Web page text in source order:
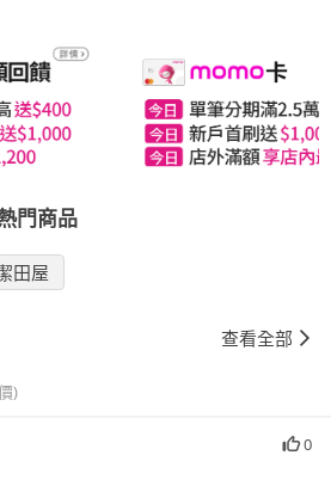
門商品
田屋
查看全部
)
0